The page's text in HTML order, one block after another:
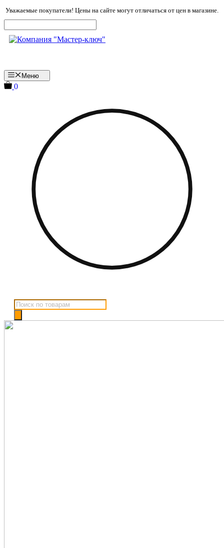
Перейти
к
содержимому
Уважаемые покупатели! Цены на сайте могут отличаться от цен в магазине.
Меню
0
Поиск
товаров